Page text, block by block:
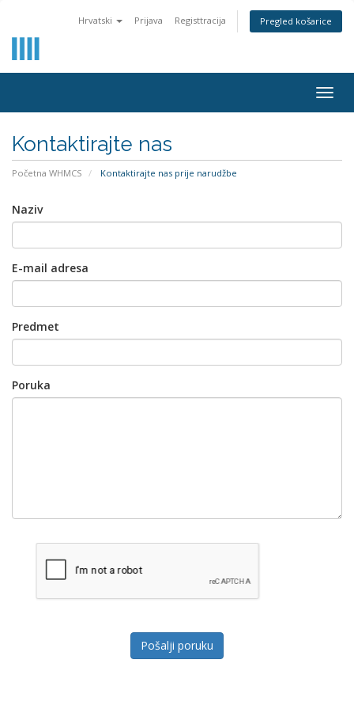
Hrvatski Prijava Registtracija Pregled košarice
Kontaktirajte nas
Početna WHMCS Kontaktirajte nas prije narudžbe
Naziv
E-mail adresa
Predmet
Poruka
Pošalji poruku